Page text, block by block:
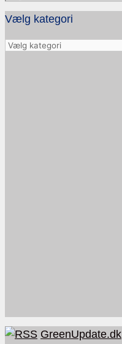
efter:
Vælg kategori
Vælg
GreenUpdate.dk